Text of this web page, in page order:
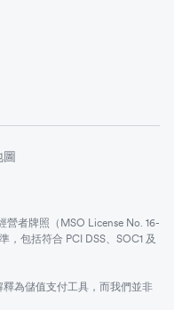
圖
者牌照（MSO License No. 16-
包括符合 PCI DSS、SOC1 及
為儲值支付工具，而我們並非